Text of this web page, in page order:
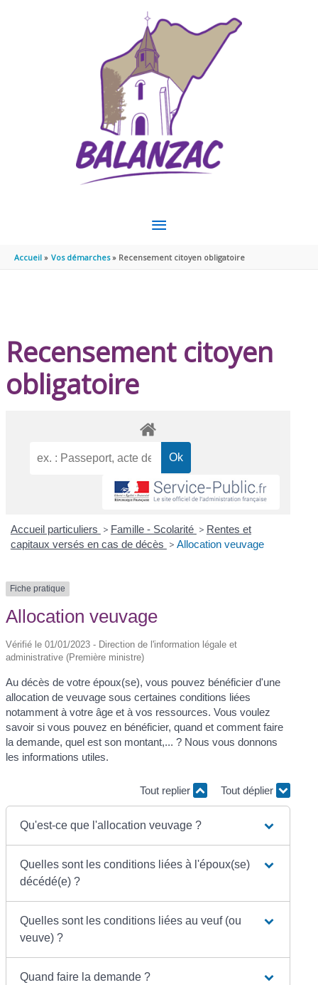
MENU
PRINCIPAL
Accueil Vos démarches Recensement citoyen obligatoire
Recensement citoyen
obligatoire
Accueil particuliers > Famille - Scolarité > Rentes et
capitaux versés en cas de décès > Allocation veuvage
Fiche pratique
Allocation veuvage
Vérifié le 01/01/2023 - Direction de l'information légale et
administrative (Première ministre)
Au décès de votre époux(se), vous pouvez bénéficier d'une
allocation de veuvage sous certaines conditions liées
notamment à votre âge et à vos ressources. Vous voulez
savoir si vous pouvez en bénéficier, quand et comment faire
la demande, quel est son montant,... ? Nous vous donnons
les informations utiles.
Tout replier Tout déplier
Qu'est-ce que l'allocation veuvage ?
Quelles sont les conditions liées à l'époux(se)
décédé(e) ?
Quelles sont les conditions liées au veuf (ou
veuve) ?
Quand faire la demande ?